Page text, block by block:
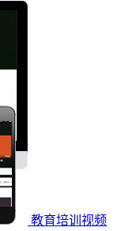
教育培训视频